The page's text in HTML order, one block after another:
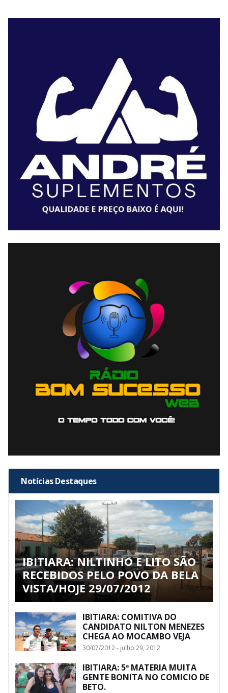
Notícias Destaques
IBITIARA: NILTINHO E LITO SÃO
RECEBIDOS PELO POVO DA BELA
VISTA/HOJE 29/07/2012
IBITIARA: COMITIVA DO
CANDIDATO NILTON MENEZES
CHEGA AO MOCAMBO VEJA
30/07/2012 - julho 29, 2012
IBITIARA: 5ª MATERIA MUITA
GENTE BONITA NO COMICIO DE
BETO.